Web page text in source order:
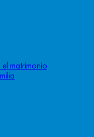
matrimonio